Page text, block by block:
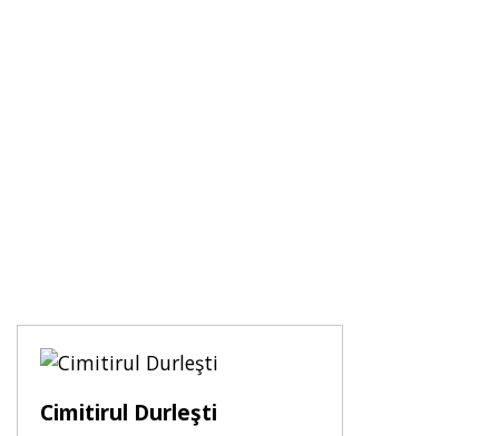
Cimitirul Durleşti